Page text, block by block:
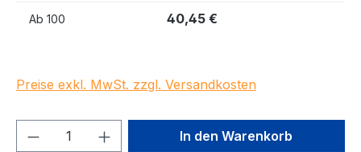
Ab 100 40,45 €
Preise exkl. MwSt. zzgl. Versandkosten
Produkt Anzahl: Gib denIn den Warenkorb